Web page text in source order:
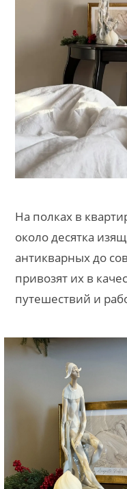
На полках в
около десятка
антикварных до
привозят их в
путешествий и